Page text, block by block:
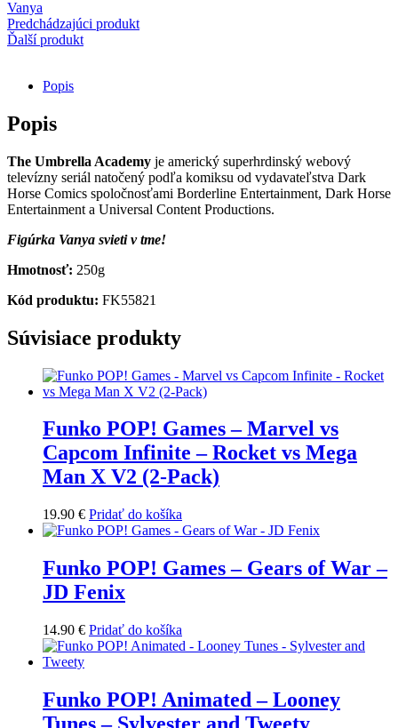
-
Vanya
(Special
Dark)
Vanya
Predchádzajúci produkt
Ďalší produkt
Popis
Popis
The Umbrella Academy je americký superhrdinský webový
televízny seriál natočený podľa komiksu od vydavateľstva Dark
Horse Comics spoločnosťami Borderline Entertainment, Dark Horse
Entertainment a Universal Content Productions.
Figúrka Vanya svieti v tme!
Hmotnosť: 250g
Kód produktu: FK55821
Súvisiace produkty
Funko POP! Games – Marvel vs
Capcom Infinite – Rocket vs Mega
Man X V2 (2-Pack)
19.90 € Pridať do košíka
Funko POP! Games – Gears of War –
JD Fenix
14.90 € Pridať do košíka
Funko POP! Animated – Looney